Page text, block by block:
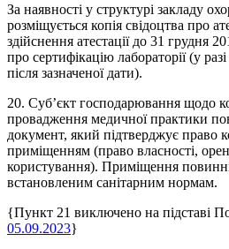
За наявності у структурі закладу
розміщується копія свідоцтва про
здійснення атестації до 31 грудня
про сертифікацію лабораторії (у
після зазначеної дати).
20. Суб’єкт господарювання щодо
провадження медичної практики
документ, який підтверджує право
приміщенням (право власності,
користування). Приміщення повинні
встановленим санітарним нормам.
{Пункт 21 виключено на підставі
05.09.2023}